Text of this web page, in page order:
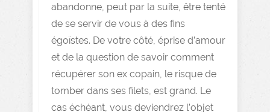
abandonne, peut par la suite, être tenté
de se servir de vous à des fins
égoïstes. De votre côté, éprise d’amour
et de la question de savoir comment
récupérer son ex copain, le risque de
tomber dans ses filets, est grand. Le
cas échéant, vous deviendrez l’objet